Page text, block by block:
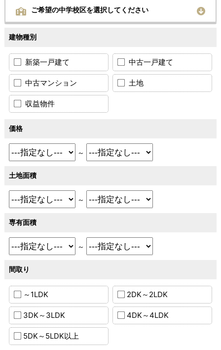
ご希望の中学校区を選択してください
建物種別
新築一戸建て 中古一戸建て
中古マンション 土地
収益物件
価格
～
土地面積
～
専有面積
～
間取り
～1LDK 2DK～2LDK
3DK～3LDK 4DK～4LDK
5DK～5LDK以上